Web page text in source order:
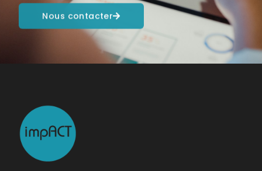
Nous contacter